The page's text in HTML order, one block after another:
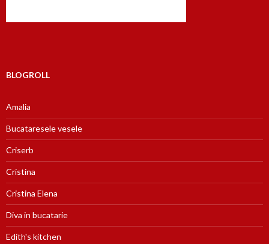
BLOGROLL
Amalia
Bucataresele vesele
Criserb
Cristina
Cristina Elena
Diva in bucatarie
Edith's kitchen